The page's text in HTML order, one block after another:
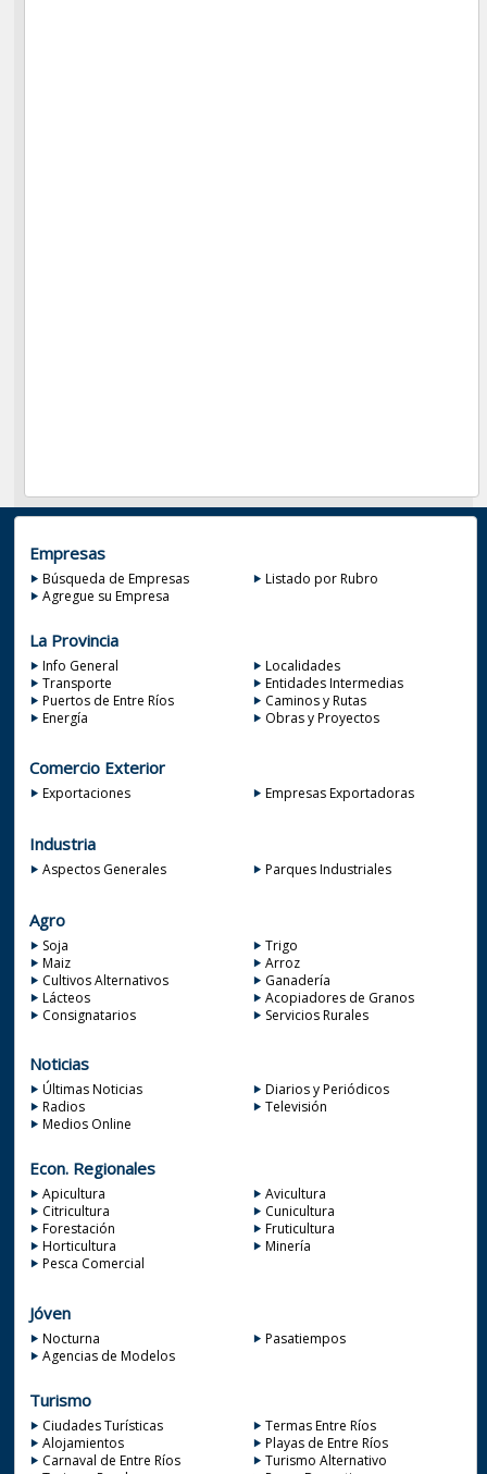
Empresas
Búsqueda de Empresas
Listado por Rubro
Agregue su Empresa
La Provincia
Info General
Localidades
Transporte
Entidades Intermedias
Puertos de Entre Ríos
Caminos y Rutas
Energía
Obras y Proyectos
Comercio Exterior
Exportaciones Empresas Exportadoras
Industria
Aspectos Generales Parques Industriales
Agro
Soja
Trigo
Maiz
Arroz
Cultivos Alternativos
Ganadería
Lácteos
Acopiadores de Granos
Consignatarios
Servicios Rurales
Noticias
Últimas Noticias
Diarios y Periódicos
Radios
Televisión
Medios Online
Econ. Regionales
Apicultura
Avicultura
Citricultura
Cunicultura
Forestación
Fruticultura
Horticultura
Minería
Pesca Comercial
Jóven
Nocturna
Pasatiempos
Agencias de Modelos
Turismo
Ciudades Turísticas
Termas Entre Ríos
Alojamientos
Playas de Entre Ríos
Carnaval de Entre Ríos
Turismo Alternativo